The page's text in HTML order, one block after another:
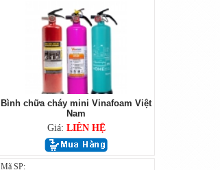
Bình chữa cháy mini Vinafoam Việt
Nam
Giá: LIÊN HỆ
Mã SP: